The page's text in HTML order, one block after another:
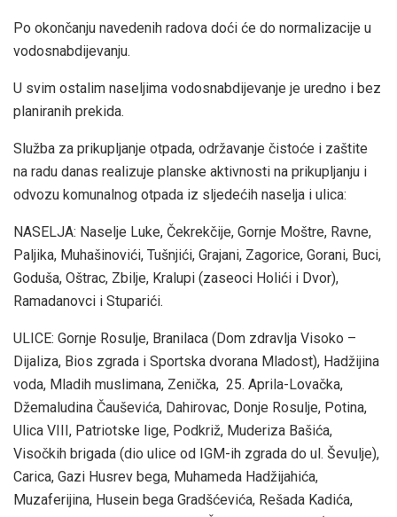
Po okončanju navedenih radova doći će do normalizacije u
vodosnabdijevanju.
U svim ostalim naseljima vodosnabdijevanje je uredno i bez
planiranih prekida.
Služba za prikupljanje otpada, održavanje čistoće i zaštite
na radu danas realizuje planske aktivnosti na prikupljanju i
odvozu komunalnog otpada iz sljedećih naselja i ulica:
NASELJA: Naselje Luke, Čekrekčije, Gornje Moštre, Ravne,
Paljika, Muhašinovići, Tušnjići, Grajani, Zagorice, Gorani, Buci,
Goduša, Oštrac, Zbilje, Kralupi (zaseoci Holići i Dvor),
Ramadanovci i Stuparići.
ULICE: Gornje Rosulje, Branilaca (Dom zdravlja Visoko –
Dijaliza, Bios zgrada i Sportska dvorana Mladost), Hadžijina
voda, Mladih muslimana, Zenička, 25. Aprila-Lovačka,
Džemaludina Čauševića, Dahirovac, Donje Rosulje, Potina,
Ulica VIII, Patriotske lige, Podkriž, Muderiza Bašića,
Visočkih brigada (dio ulice od IGM-ih zgrada do ul. Ševulje),
Carica, Gazi Husrev bega, Muhameda Hadžijahića,
Muzaferijina, Husein bega Gradšćevića, Rešada Kadića,